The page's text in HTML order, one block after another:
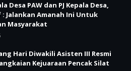
Desa PAW dan PJ Kepala Desa,
Jalankan Amanah Ini Untuk
Masyarakat
Hari Diwakili Asisten III Resmi
Kejuaraan Pencak Silat